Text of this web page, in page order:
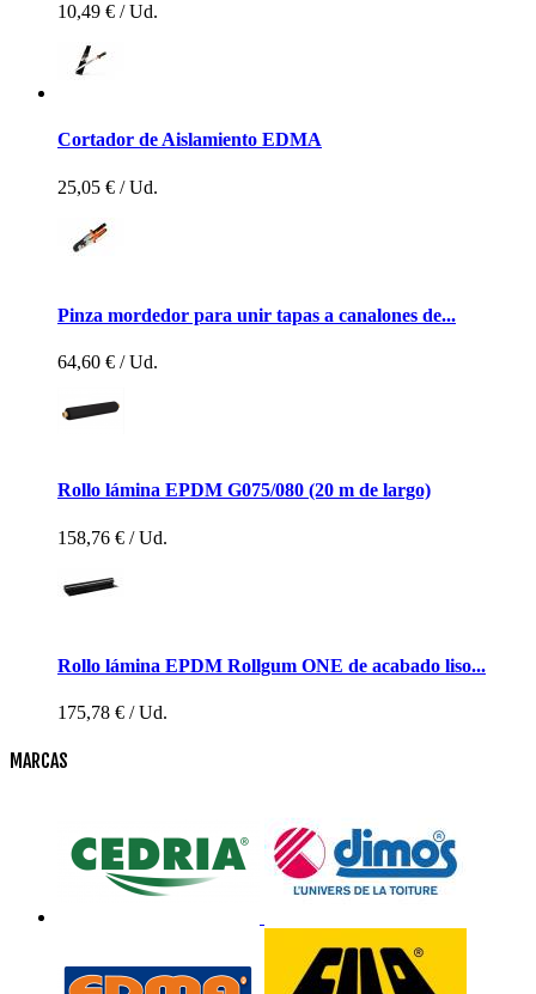
10,49 € / Ud.
Cortador de Aislamiento EDMA
25,05 € / Ud.
Pinza mordedor para unir tapas a canalones de...
64,60 € / Ud.
Rollo lámina EPDM G075/080 (20 m de largo)
158,76 € / Ud.
Rollo lámina EPDM Rollgum ONE de acabado liso...
175,78 € / Ud.
MARCAS